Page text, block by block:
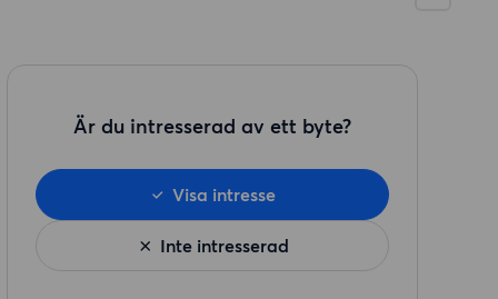
Är du intresserad av ett byte?
Inte intresserad
Visa intresse